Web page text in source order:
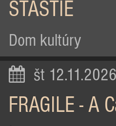
ŠŤASTIE
Dom kultúry
št 12.11.2026
FRAGILE - A